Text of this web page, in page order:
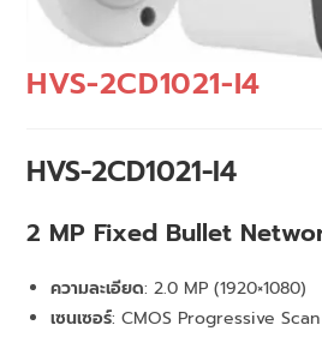
HVS-2CD1021-I4
HVS-2CD1021-I4
2 MP Fixed Bullet
ความละเอียด: 2.0 MP (1920×1080)
เซนเซอร์: CMOS Progressive